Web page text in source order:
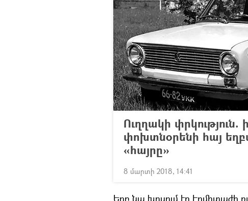
Ուղղակի
փոխտնօրենի հայ
«հայրը»
8 մարտի 2018, 14:41
Երբ նա խոսում էր Էրմիտաժի